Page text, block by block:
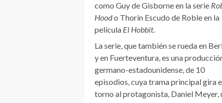
como Guy de Gisborne en la serie
Hoodo Thorin Escudo de Roble en la
película El Hobbit.
La serie, que también se rueda en
y en Fuerteventura, es una
germano-estadounidense, de 10
episodios, cuya trama principal gira
torno al protagonista, Daniel Meyer,